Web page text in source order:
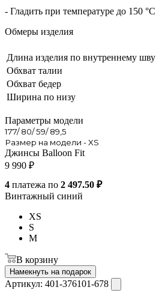
- Гладить при температуре до 150 °С
Обмеры изделия
Длина изделия по внутреннему шву
Обхват талии
Обхват бедер
Ширина по низу
Параметры модели
177/ 80/ 59/ 89,5
Размер на модели - XS
Джинсы Balloon Fit
9 990 ₽
4 платежа по 2 497.50 ₽
Винтажный синий
XS
S
M
В корзину
Намекнуть на подарок
Артикул: 401-376101-678